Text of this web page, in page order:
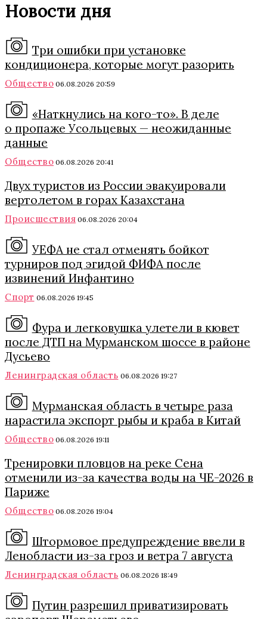
Новости дня
Три ошибки при установке
кондиционера, которые могут разорить
Общество 06.08.2026 20:59
«Наткнулись на кого-то». В деле
о пропаже Усольцевых — неожиданные
данные
Общество 06.08.2026 20:41
Двух туристов из России эвакуировали
вертолетом в горах Казахстана
Происшествия 06.08.2026 20:04
УЕФА не стал отменять бойкот
турниров под эгидой ФИФА после
извинений Инфантино
Спорт 06.08.2026 19:45
Фура и легковушка улетели в кювет
после ДТП на Мурманском шоссе в районе
Дусьево
Ленинградская область 06.08.2026 19:27
Мурманская область в четыре раза
нарастила экспорт рыбы и краба в Китай
Общество 06.08.2026 19:11
Тренировки пловцов на реке Сена
отменили из-за качества воды на ЧЕ-2026 в
Париже
Общество 06.08.2026 19:04
Штормовое предупреждение ввели в
Ленобласти из-за гроз и ветра 7 августа
Ленинградская область 06.08.2026 18:49
Путин разрешил приватизировать